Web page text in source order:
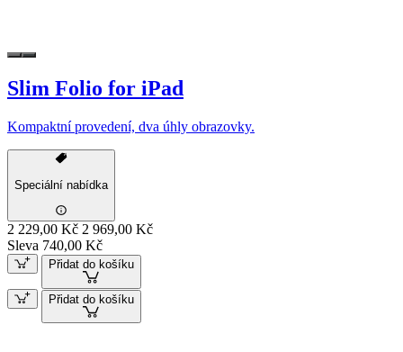
Slim Folio for iPad
Kompaktní provedení, dva úhly obrazovky.
Speciální nabídka
2 229,00 Kč 2 969,00 Kč
Sleva 740,00 Kč
Přidat do košíku
Přidat do košíku